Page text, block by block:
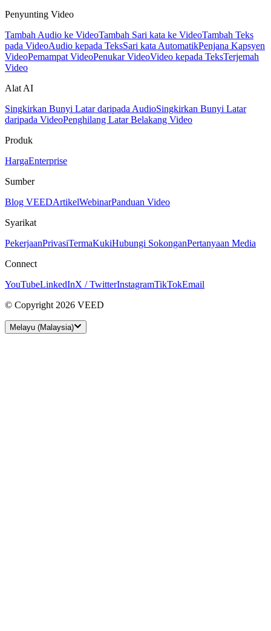
Penyunting Video
Tambah Audio ke VideoTambah Sari kata ke VideoTambah Teks
pada VideoAudio kepada TeksSari kata AutomatikPenjana Kapsyen
VideoPemampat VideoPenukar VideoVideo kepada TeksTerjemah
Video
Alat AI
Singkirkan Bunyi Latar daripada AudioSingkirkan Bunyi Latar
daripada VideoPenghilang Latar Belakang Video
Produk
HargaEnterprise
Sumber
Blog VEEDArtikelWebinarPanduan Video
Syarikat
PekerjaanPrivasiTermaKukiHubungi SokonganPertanyaan Media
Connect
YouTubeLinkedInX / TwitterInstagramTikTokEmail
© Copyright 2026 VEED
Melayu (Malaysia)